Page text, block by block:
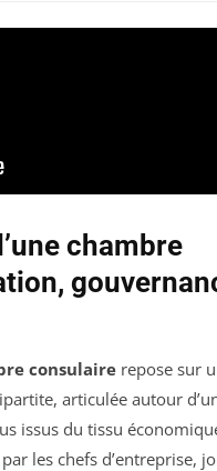
chambre
consulaire repose sur
articulée autour
issus du tissu
les chefs d’entreprise,